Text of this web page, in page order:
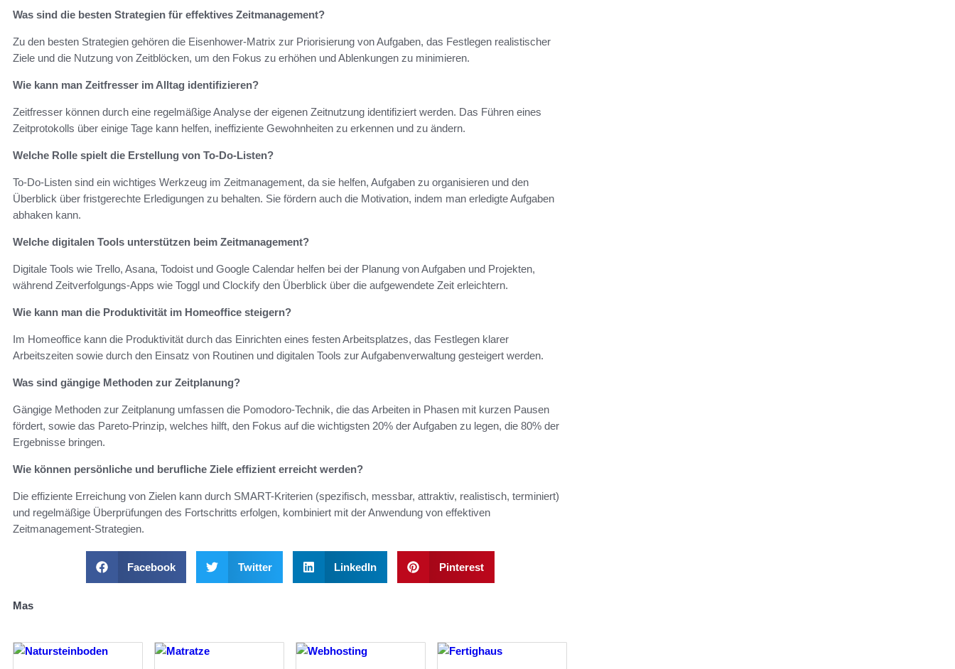
Was sind die besten Strategien für effektives Zeitmanagement?
Zu den besten Strategien gehören die Eisenhower-Matrix zur Priorisierung von Aufgaben, das Festlegen realistischer
Ziele und die Nutzung von Zeitblöcken, um den Fokus zu erhöhen und Ablenkungen zu minimieren.
Wie kann man Zeitfresser im Alltag identifizieren?
Zeitfresser können durch eine regelmäßige Analyse der eigenen Zeitnutzung identifiziert werden. Das Führen eines
Zeitprotokolls über einige Tage kann helfen, ineffiziente Gewohnheiten zu erkennen und zu ändern.
Welche Rolle spielt die Erstellung von To-Do-Listen?
To-Do-Listen sind ein wichtiges Werkzeug im Zeitmanagement, da sie helfen, Aufgaben zu organisieren und den
Überblick über fristgerechte Erledigungen zu behalten. Sie fördern auch die Motivation, indem man erledigte Aufgaben
abhaken kann.
Welche digitalen Tools unterstützen beim Zeitmanagement?
Digitale Tools wie Trello, Asana, Todoist und Google Calendar helfen bei der Planung von Aufgaben und Projekten,
während Zeitverfolgungs-Apps wie Toggl und Clockify den Überblick über die aufgewendete Zeit erleichtern.
Wie kann man die Produktivität im Homeoffice steigern?
Im Homeoffice kann die Produktivität durch das Einrichten eines festen Arbeitsplatzes, das Festlegen klarer
Arbeitszeiten sowie durch den Einsatz von Routinen und digitalen Tools zur Aufgabenverwaltung gesteigert werden.
Was sind gängige Methoden zur Zeitplanung?
Gängige Methoden zur Zeitplanung umfassen die Pomodoro-Technik, die das Arbeiten in Phasen mit kurzen Pausen
fördert, sowie das Pareto-Prinzip, welches hilft, den Fokus auf die wichtigsten 20% der Aufgaben zu legen, die 80% der
Ergebnisse bringen.
Wie können persönliche und berufliche Ziele effizient erreicht werden?
Die effiziente Erreichung von Zielen kann durch SMART-Kriterien (spezifisch, messbar, attraktiv, realistisch, terminiert)
und regelmäßige Überprüfungen des Fortschritts erfolgen, kombiniert mit der Anwendung von effektiven
Zeitmanagement-Strategien.
Facebook Twitter LinkedIn Pinterest
Mas